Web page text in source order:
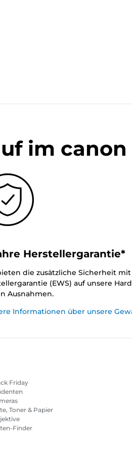
im
Herstellergarantie*
die zusätzliche Sicherheit mit
(EWS) auf unsere
Ausnahmen.
Informationen über unsere
Friday
Toner & Papier
Finder